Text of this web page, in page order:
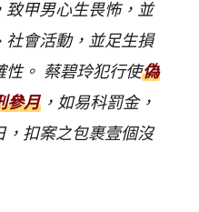
致甲男心生畏怖，並
社會活動，並足生損
性。 蔡碧玲犯行使偽
參月 ，如易科罰金，
，扣案之包裹壹個沒